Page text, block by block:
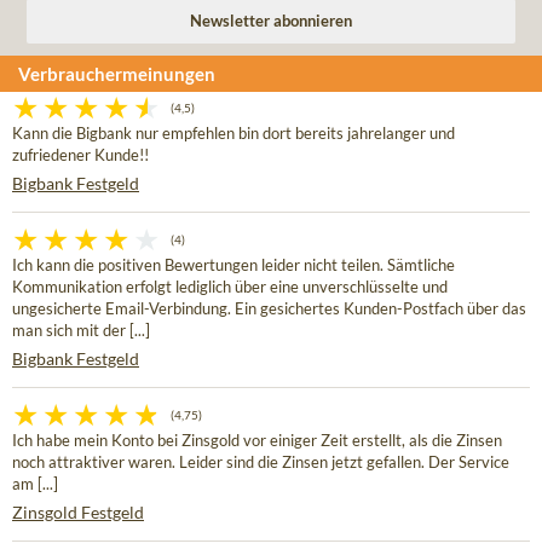
Verbrauchermeinungen
(4,5)
Kann die Bigbank nur empfehlen bin dort bereits jahrelanger und
zufriedener Kunde!!
Bigbank Festgeld
(4)
Ich kann die positiven Bewertungen leider nicht teilen. Sämtliche
Kommunikation erfolgt lediglich über eine unverschlüsselte und
ungesicherte Email-Verbindung. Ein gesichertes Kunden-Postfach über das
man sich mit der [...]
Bigbank Festgeld
(4,75)
Ich habe mein Konto bei Zinsgold vor einiger Zeit erstellt, als die Zinsen
noch attraktiver waren. Leider sind die Zinsen jetzt gefallen. Der Service
am [...]
Zinsgold Festgeld